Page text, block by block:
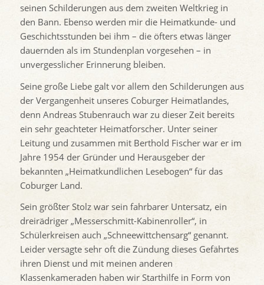
seinen Schilderungen aus dem zweiten Weltkrieg in
den Bann. Ebenso werden mir die Heimatkunde- und
Geschichtsstunden bei ihm – die öfters etwas länger
dauernden als im Stundenplan vorgesehen – in
unvergesslicher Erinnerung bleiben.
Seine große Liebe galt vor allem den Schilderungen aus
der Vergangenheit unseres Coburger Heimatlandes,
denn Andreas Stubenrauch war zu dieser Zeit bereits
ein sehr geachteter Heimatforscher. Unter seiner
Leitung und zusammen mit Berthold Fischer war er im
Jahre 1954 der Gründer und Herausgeber der
bekannten „Heimatkundlichen Lesebogen“ für das
Coburger Land.
Sein größter Stolz war sein fahrbarer Untersatz, ein
dreirädriger „Messerschmitt-Kabinenroller“, in
Schülerkreisen auch „Schneewittchensarg“ genannt.
Leider versagte sehr oft die Zündung dieses Gefährtes
ihren Dienst und mit meinen anderen
Klassenkameraden haben wir Starthilfe in Form von